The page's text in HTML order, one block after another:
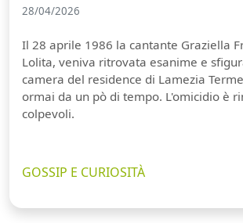
28/04/2026
Il 28 aprile 1986 la cantante Graziella
Lolita, veniva ritrovata esanime e
camera del residence di Lamezia
ormai da un pò di tempo. L'omicidio è
colpevoli.
GOSSIP E CURIOSITÀ